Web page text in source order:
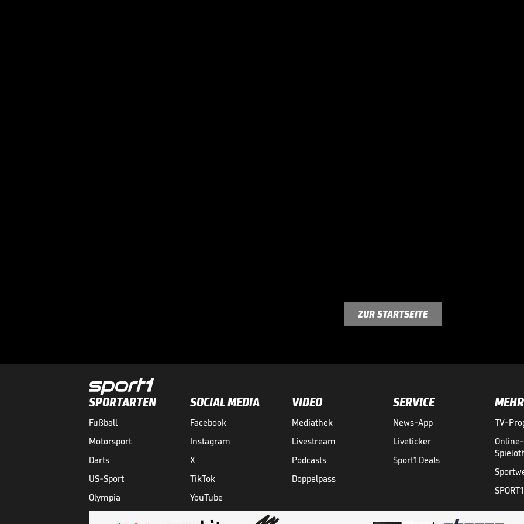
ZUR STARTSEITE
SPORTARTEN
Fußball
Motorsport
Darts
US-Sport
Olympia
SOCIAL MEDIA
Facebook
Instagram
X
TikTok
YouTube
VIDEO
Mediathek
Livestream
Podcasts
Doppelpass
SERVICE
News-App
Liveticker
Sport1 Deals
MEHR
TV-